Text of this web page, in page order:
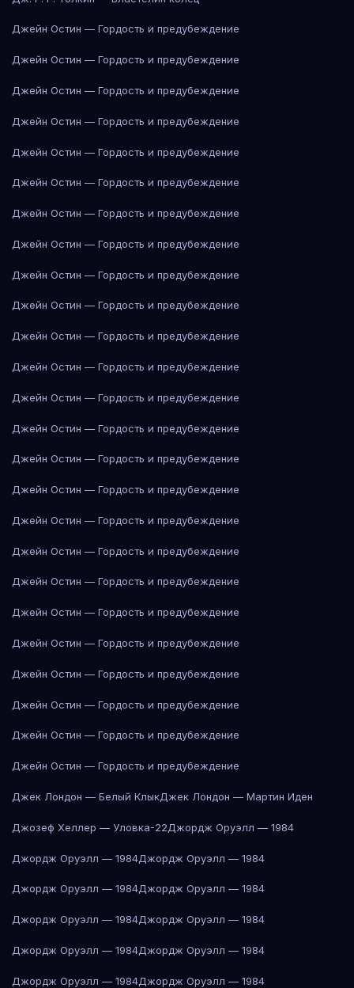
Джейн Остин — Гордость и предубеждение
Джейн Остин — Гордость и предубеждение
Джейн Остин — Гордость и предубеждение
Джейн Остин — Гордость и предубеждение
Джейн Остин — Гордость и предубеждение
Джейн Остин — Гордость и предубеждение
Джейн Остин — Гордость и предубеждение
Джейн Остин — Гордость и предубеждение
Джейн Остин — Гордость и предубеждение
Джейн Остин — Гордость и предубеждение
Джейн Остин — Гордость и предубеждение
Джейн Остин — Гордость и предубеждение
Джейн Остин — Гордость и предубеждение
Джейн Остин — Гордость и предубеждение
Джейн Остин — Гордость и предубеждение
Джейн Остин — Гордость и предубеждение
Джейн Остин — Гордость и предубеждение
Джейн Остин — Гордость и предубеждение
Джейн Остин — Гордость и предубеждение
Джейн Остин — Гордость и предубеждение
Джейн Остин — Гордость и предубеждение
Джейн Остин — Гордость и предубеждение
Джейн Остин — Гордость и предубеждение
Джейн Остин — Гордость и предубеждение
Джейн Остин — Гордость и предубеждение
Джек Лондон — Белый КлыкДжек Лондон — Мартин Иден
Джозеф Хеллер — Уловка-22Джордж Оруэлл — 1984
Джордж Оруэлл — 1984Джордж Оруэлл — 1984
Джордж Оруэлл — 1984Джордж Оруэлл — 1984
Джордж Оруэлл — 1984Джордж Оруэлл — 1984
Джордж Оруэлл — 1984Джордж Оруэлл — 1984
Джордж Оруэлл — 1984Джордж Оруэлл — 1984